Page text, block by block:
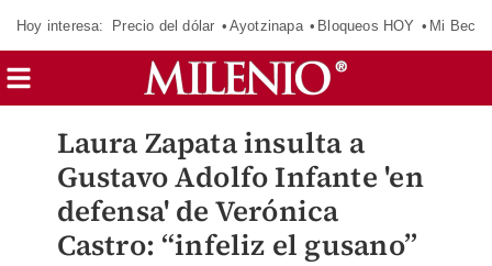
Hoy interesa: Precio del dólar Ayotzinapa Bloqueos HOY Mi Beca
Laura Zapata insulta a
Gustavo Adolfo Infante 'en
defensa' de Verónica
Castro: “infeliz el gusano”